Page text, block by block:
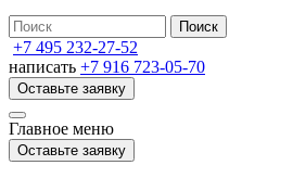
+7 495 232-27-52
написать +7 916 723-05-70
Оставьте заявку
Главное меню
Оставьте заявку